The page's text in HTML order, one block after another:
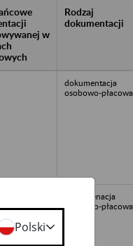
w
Rodzaj
dokumentacji
dokumentacja
osobowo-płacowa
Dokumenacja
osobowo-płacowa
Polski